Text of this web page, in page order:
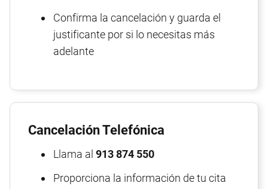
Confirma la cancelación y guarda el
justificante por si lo necesitas más
adelante
Cancelación Telefónica
Llama al 913 874 550
Proporciona la información de tu cita